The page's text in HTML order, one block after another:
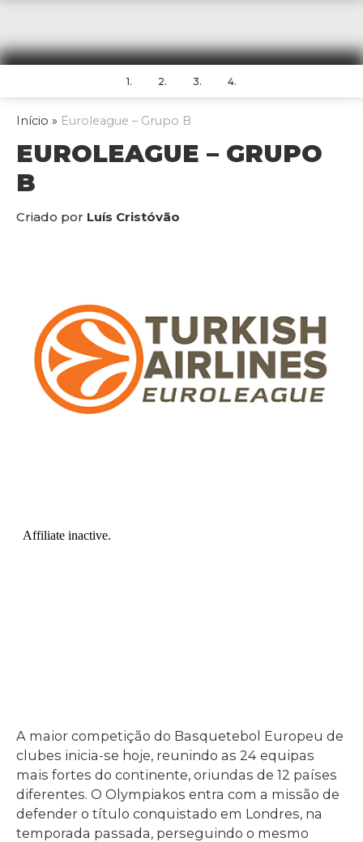
1. 2. 3. 4.
Início » Euroleague – Grupo B
EUROLEAGUE – GRUPO
B
Criado por Luís Cristóvão
A maior competição do Basquetebol Europeu de
clubes inicia-se hoje, reunindo as 24 equipas
mais fortes do continente, oriundas de 12 países
diferentes. O Olympiakos entra com a missão de
defender o título conquistado em Londres, na
temporada passada, perseguindo o mesmo